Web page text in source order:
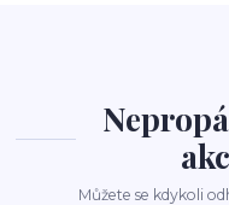
Můžete se kdykoli